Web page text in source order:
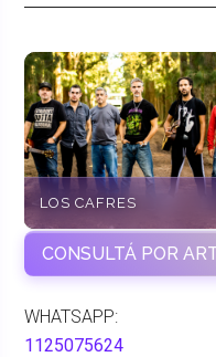
LOS CAFRES
CONSULTÁ POR
WHATSAPP:
1125075624